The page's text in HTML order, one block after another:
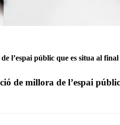
l’espai públic que es situa al
de millora de l’espai